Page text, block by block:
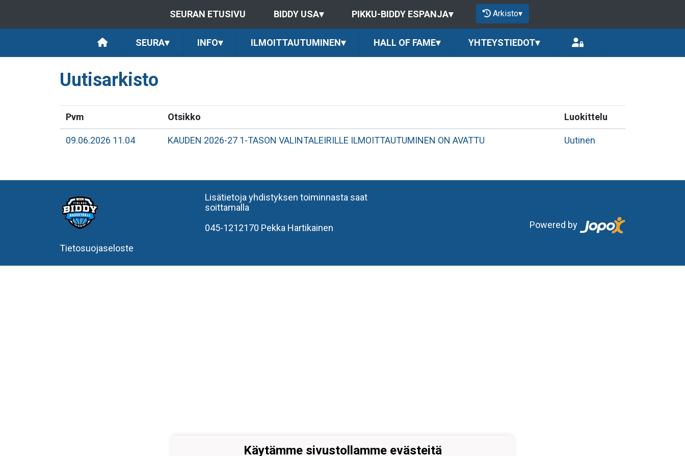
SEURAN ETUSIVU BIDDY USA▾ PIKKU-BIDDY ESPANJA▾ Arkisto▾
SEURA▾ INFO▾ ILMOITTAUTUMINEN▾ HALL OF FAME▾ YHTEYSTIEDOT▾
Uutisarkisto
Pvm Otsikko Luokittelu
09.06.2026 11.04 KAUDEN 2026-27 1-TASON VALINTALEIRILLE ILMOITTAUTUMINEN ON AVATTU Uutinen
Tietosuojaseloste
Lisätietoja yhdistyksen toiminnasta saat
soittamalla
045-1212170 Pekka Hartikainen
Powered by
Käytämme sivustollamme evästeitä